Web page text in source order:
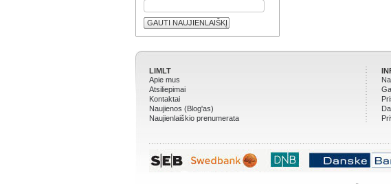
GAUTI NAUJIENLAIŠKĮ
LIMLT
Apie mus
Atsiliepimai
Kontaktai
Naujienos (Blog'as)
Naujienlaiškio prenumerata